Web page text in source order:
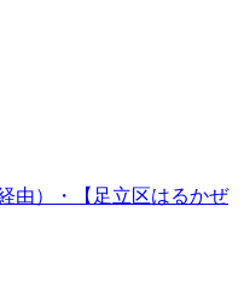
由）・【足立区はるかぜ